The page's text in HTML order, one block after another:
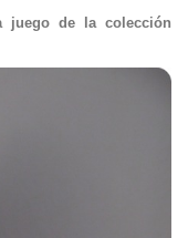
juego de la colección